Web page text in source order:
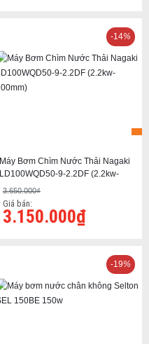
Máy Bơm Chìm Nước Thải Nagaki
LD100WQD50-9-2.2DF (2.2kw-
100mm)
3.650.000₫
Giá bán:
3.150.000₫
-14%
-19%